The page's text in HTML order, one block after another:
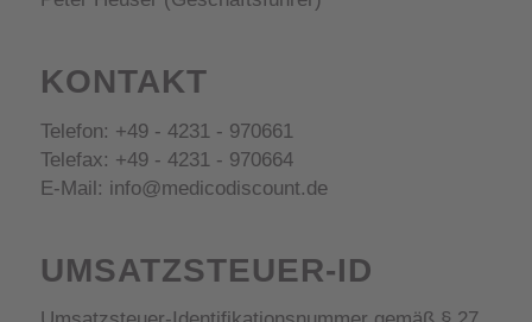
KONTAKT
Telefon: +49 - 4231 - 970661
Telefax: +49 - 4231 - 970664
E-Mail: info@medicodiscount.de
UMSATZSTEUER-ID